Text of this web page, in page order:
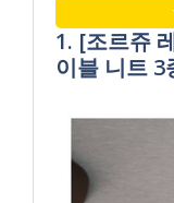
1. [조르쥬
이블 니트 3